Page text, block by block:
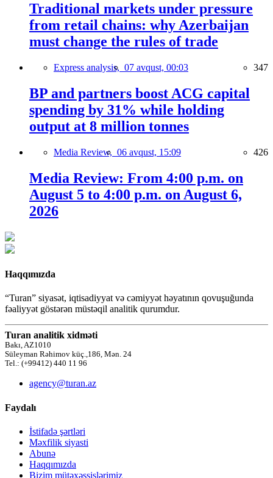
Traditional markets under pressure
from retail chains: why Azerbaijan
must change the rules of trade
Express analysis, 07 avqust, 00:03 347
BP and partners boost ACG capital
spending by 31% while holding
output at 8 million tonnes
Media Review, 06 avqust, 15:09 426
Media Review: From 4:00 p.m. on
August 5 to 4:00 p.m. on August 6,
2026
Haqqımızda
“Turan” siyasət, iqtisadiyyat və cəmiyyət həyatının qovuşuğunda
fəaliyyət göstərən müstəqil analitik qurumdur.
Turan analitik xidməti
Bakı, AZ1010
Süleyman Rəhimov küç.,186, Mən. 24
Tel.: (+99412) 440 11 96
agency@turan.az
Faydalı
İstifadə şərtləri
Məxfilik siyasti
Abunə
Haqqımızda
Bizim mütəxəssislərimiz